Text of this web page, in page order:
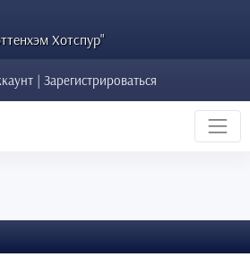
Хотспур"
| Зарегистрироваться